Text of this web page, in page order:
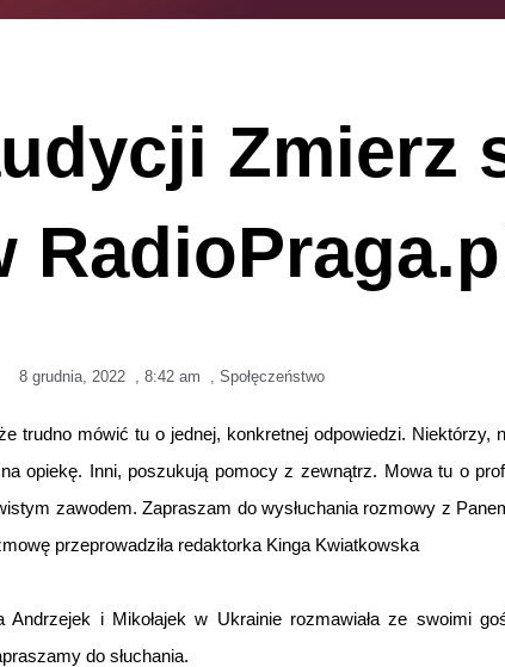
Zmierz
8 grudnia, 2022 , 8:42 am , Społęczeństwo
trudno mówić tu o jednej, konkretnej odpowiedzi. Niektórzy,
opiekę. Inni, poszukują pomocy z zewnątrz. Mowa tu o
zawodem. Zapraszam do wysłuchania rozmowy z
przeprowadziła redaktorka Kinga Kwiatkowska
Andrzejek i Mikołajek w Ukrainie rozmawiała ze swoimi
do słuchania.